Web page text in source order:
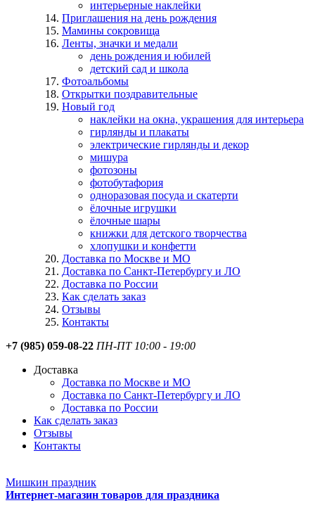
интерьерные наклейки
Приглашения на день рождения
Мамины сокровища
Ленты, значки и медали
день рождения и юбилей
детский сад и школа
Фотоальбомы
Открытки поздравительные
Новый год
наклейки на окна, украшения для интерьера
гирлянды и плакаты
электрические гирлянды и декор
мишура
фотозоны
фотобутафория
одноразовая посуда и скатерти
ёлочные игрушки
ёлочные шары
книжки для детского творчества
хлопушки и конфетти
Доставка по Москве и МО
Доставка по Санкт-Петербургу и ЛО
Доставка по России
Как сделать заказ
Отзывы
Контакты
+7 (985) 059-08-22 ПН-ПТ 10:00 - 19:00
Доставка
Доставка по Москве и МО
Доставка по Санкт-Петербургу и ЛО
Доставка по России
Как сделать заказ
Отзывы
Контакты
Мишкин праздник
Интернет-магазин товаров для праздника